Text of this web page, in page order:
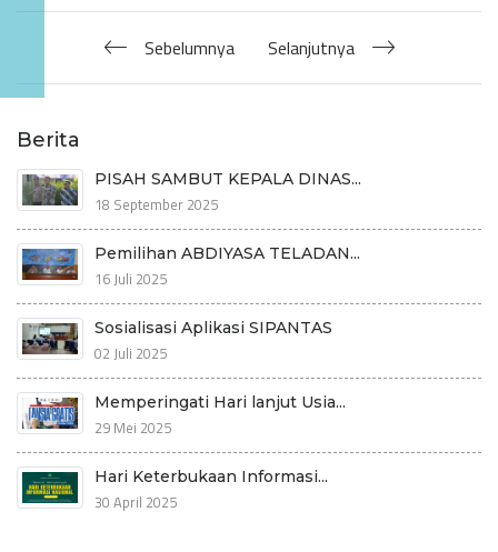
Sebelumnya Selanjutnya
Berita
PISAH SAMBUT KEPALA DINAS...
18 September 2025
Pemilihan ABDIYASA TELADAN...
16 Juli 2025
Sosialisasi Aplikasi SIPANTAS
02 Juli 2025
Memperingati Hari lanjut Usia...
29 Mei 2025
Hari Keterbukaan Informasi...
30 April 2025